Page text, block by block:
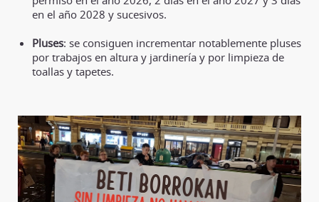
en el año 2028 y sucesivos.
Pluses: se consiguen incrementar notablemente pluses
por trabajos en altura y jardinería y por limpieza de
toallas y tapetes.